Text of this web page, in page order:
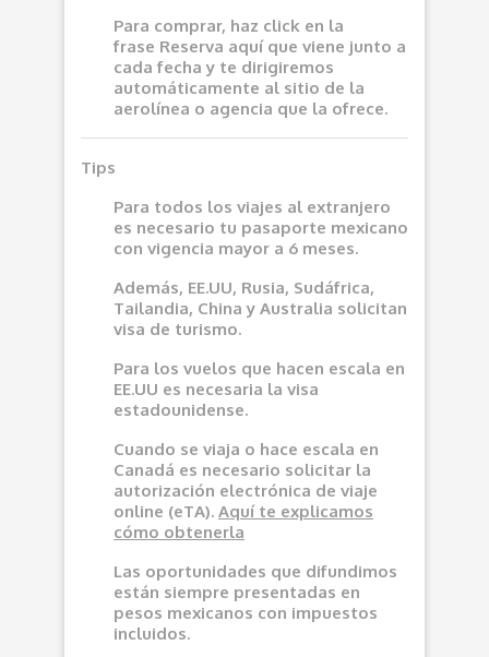
Para comprar, haz click en la
frase Reserva aquí que viene junto a
cada fecha y te dirigiremos
automáticamente al sitio de la
aerolínea o agencia que la ofrece.
Tips
Para todos los viajes al extranjero
es necesario tu pasaporte mexicano
con vigencia mayor a 6 meses.
Además, EE.UU, Rusia, Sudáfrica,
Tailandia, China y Australia solicitan
visa de turismo.
Para los vuelos que hacen escala en
EE.UU es necesaria la visa
estadounidense.
Cuando se viaja o hace escala en
Canadá es necesario solicitar la
autorización electrónica de viaje
online (eTA). Aquí te explicamos
cómo obtenerla
Las oportunidades que difundimos
están siempre presentadas en
pesos mexicanos con impuestos
incluidos.